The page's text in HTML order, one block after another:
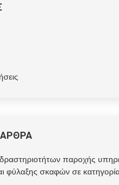
παροχής
φύλαξης σκαφών σε